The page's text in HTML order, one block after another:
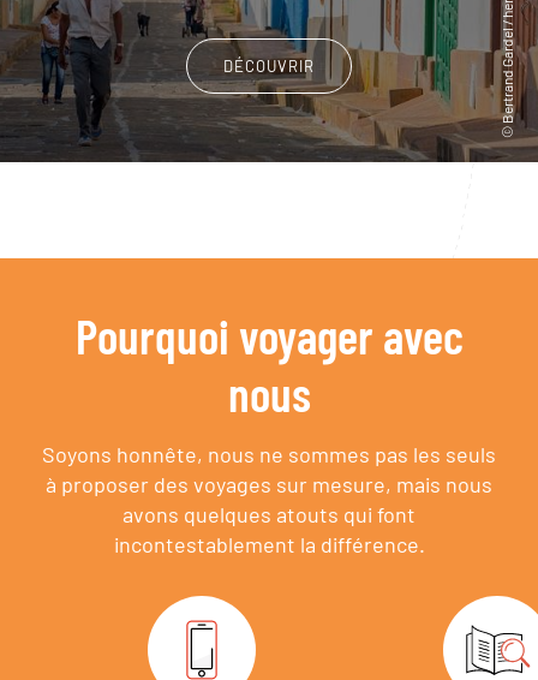
DÉCOUVRIR
Pourquoi voyager avec
nous
Soyons honnête, nous ne sommes pas les seuls
à proposer des voyages sur mesure, mais nous
avons quelques atouts qui font
incontestablement la différence.